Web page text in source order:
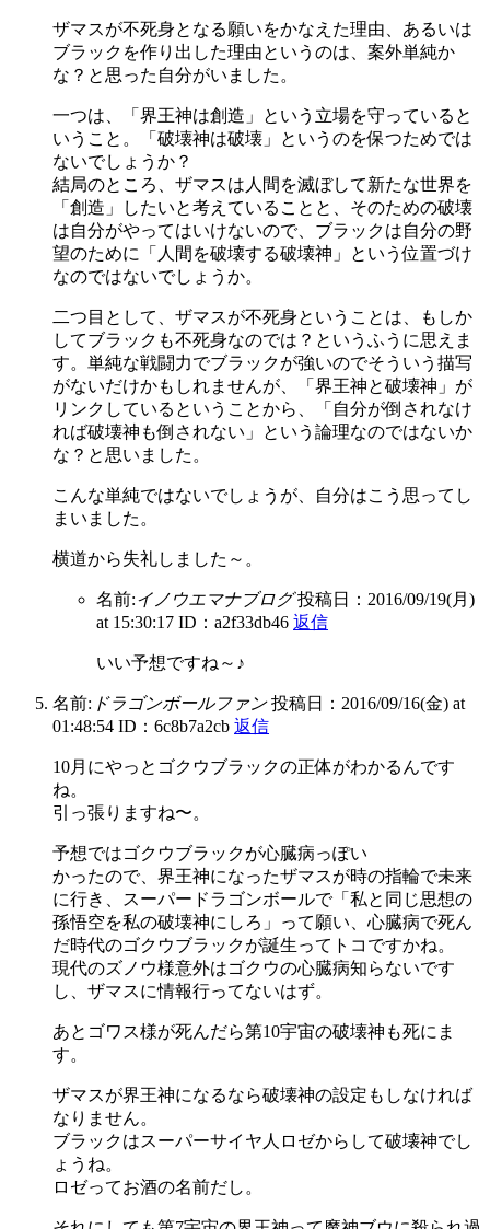
ザマスが不死身となる願いをかなえた理由、あるいは
ブラックを作り出した理由というのは、案外単純か
な？と思った自分がいました。
一つは、「界王神は創造」という立場を守っていると
いうこと。「破壊神は破壊」というのを保つためでは
ないでしょうか？
結局のところ、ザマスは人間を滅ぼして新たな世界を
「創造」したいと考えていることと、そのための破壊
は自分がやってはいけないので、ブラックは自分の野
望のために「人間を破壊する破壊神」という位置づけ
なのではないでしょうか。
二つ目として、ザマスが不死身ということは、もしか
してブラックも不死身なのでは？というふうに思えま
す。単純な戦闘力でブラックが強いのでそういう描写
がないだけかもしれませんが、「界王神と破壊神」が
リンクしているということから、「自分が倒されなけ
れば破壊神も倒されない」という論理なのではないか
な？と思いました。
こんな単純ではないでしょうが、自分はこう思ってし
まいました。
横道から失礼しました～。
名前:イノウエマナブログ 投稿日：2016/09/19(月)
at 15:30:17 ID：a2f33db46 返信
いい予想ですね～♪
名前: ドラゴンボールファン 投稿日：2016/09/16(金) at
01:48:54 ID：6c8b7a2cb 返信
10月にやっとゴクウブラックの正体がわかるんです
ね。
引っ張りますね〜。
予想ではゴクウブラックが心臓病っぽい
かったので、界王神になったザマスが時の指輪で未来
に行き、スーパードラゴンボールで「私と同じ思想の
孫悟空を私の破壊神にしろ」って願い、心臓病で死ん
だ時代のゴクウブラックが誕生ってトコですかね。
現代のズノウ様意外はゴクウの心臓病知らないです
し、ザマスに情報行ってないはず。
あとゴワス様が死んだら第10宇宙の破壊神も死にま
す。
ザマスが界王神になるなら破壊神の設定もしなければ
なりません。
ブラックはスーパーサイヤ人ロゼからして破壊神でし
ょうね。
ロゼってお酒の名前だし。